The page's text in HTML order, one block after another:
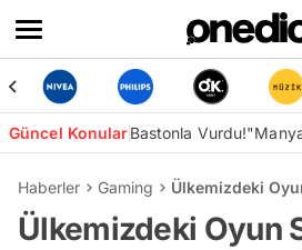
Güncel KonularBastonla Vurdu!
Haberler Gaming Ülkemizdeki
Ülkemizdeki Oyun